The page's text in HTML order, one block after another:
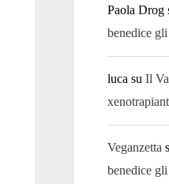
Paola Drog
benedice
luca suIl
Veganzetta
benedice